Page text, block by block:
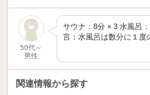
50代～
男性
サウナ：8分 × 3 水風呂
言：水風呂は数分に１度
関連情報から探す